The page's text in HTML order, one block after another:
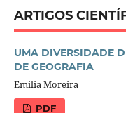
ARTIGOS
UMA DIVERSIDADE
DE GEOGRAFIA
Emilia Moreira
PDF